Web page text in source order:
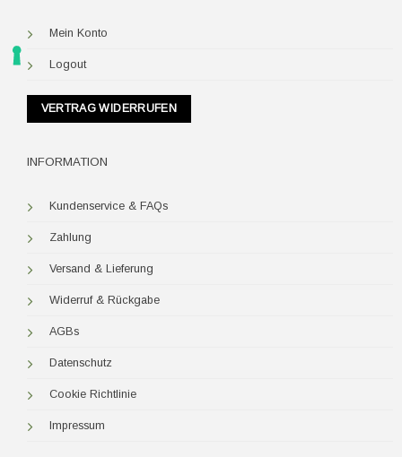
Mein Konto
Logout
VERTRAG WIDERRUFEN
INFORMATION
Kundenservice & FAQs
Zahlung
Versand & Lieferung
Widerruf & Rückgabe
AGBs
Datenschutz
Cookie Richtlinie
Impressum